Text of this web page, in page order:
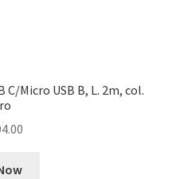
C/Micro USB B, L. 2m, col.